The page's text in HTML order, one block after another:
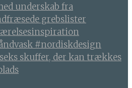
skuffer, der kan trækkes